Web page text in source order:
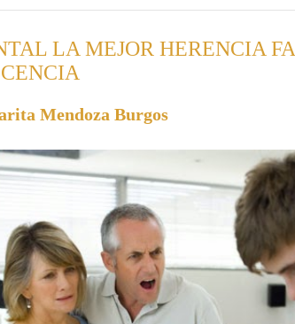
LA MEJOR HERENCIA
Mendoza Burgos